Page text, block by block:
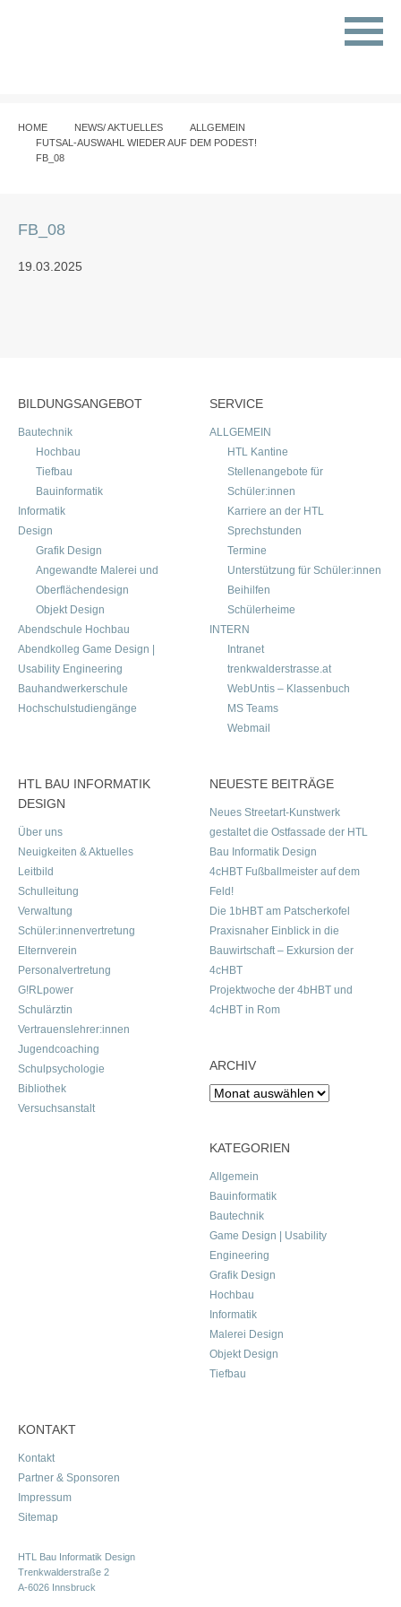
HOME NEWS/ AKTUELLES
ALLGEMEIN
FUTSAL-AUSWAHL WIEDER AUF DEM PODEST!
FB_08
FB_08
19.03.2025
BILDUNGSANGEBOT
Bautechnik
Hochbau
Tiefbau
Bauinformatik
Informatik
Design
Grafik Design
Angewandte Malerei und
Oberflächendesign
Objekt Design
Abendschule Hochbau
Abendkolleg Game Design |
Usability Engineering
Bauhandwerkerschule
Hochschulstudiengänge
SERVICE
ALLGEMEIN
HTL Kantine
Stellenangebote für
Schüler:innen
Karriere an der HTL
Sprechstunden
Termine
Unterstützung für Schüler:innen
Beihilfen
Schülerheime
INTERN
Intranet
trenkwalderstrasse.at
WebUntis – Klassenbuch
MS Teams
Webmail
HTL BAU INFORMATIK
DESIGN
Über uns
Neuigkeiten & Aktuelles
Leitbild
Schulleitung
Verwaltung
Schüler:innenvertretung
Elternverein
Personalvertretung
G!RLpower
Schulärztin
Vertrauenslehrer:innen
Jugendcoaching
Schulpsychologie
Bibliothek
Versuchsanstalt
NEUESTE BEITRÄGE
Neues Streetart-Kunstwerk
gestaltet die Ostfassade der HTL
Bau Informatik Design
4cHBT Fußballmeister auf dem
Feld!
Die 1bHBT am Patscherkofel
Praxisnaher Einblick in die
Bauwirtschaft – Exkursion der
4cHBT
Projektwoche der 4bHBT und
4cHBT in Rom
ARCHIV
Archiv
KATEGORIEN
Allgemein
Bauinformatik
Bautechnik
Game Design | Usability
Engineering
Grafik Design
Hochbau
Informatik
Malerei Design
Objekt Design
Tiefbau
KONTAKT
Kontakt
Partner & Sponsoren
Impressum
Sitemap
HTL Bau Informatik Design
Trenkwalderstraße 2
A-6026 Innsbruck